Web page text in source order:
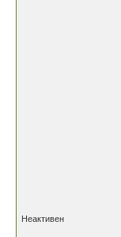
Неактивен